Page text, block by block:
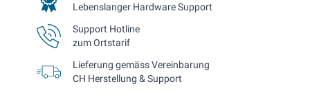
Lebenslanger Hardware Support
Support Hotline
zum Ortstarif
Lieferung gemäss Vereinbarung
CH Herstellung & Support